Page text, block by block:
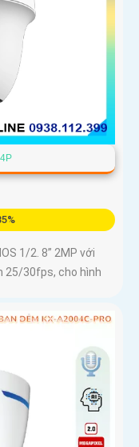
1/2. 8” 2MP với
25/30fps, cho hình